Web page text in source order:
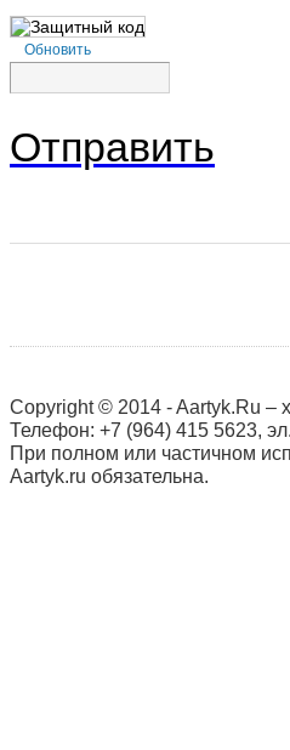
Обновить
Отправить
Copyright © 2014 - Aartyk.Ru –
Телефон: +7 (964) 415 5623,
При полном или частичном
Aartyk.ru oбязательна.